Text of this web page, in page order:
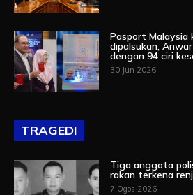
Pasport Malaysia
dipalsukan,
dengan 94 ciri
30 Jun 2026
TRAGEDI
Tiga anggota
rakan terkena
7 Ogos 2026